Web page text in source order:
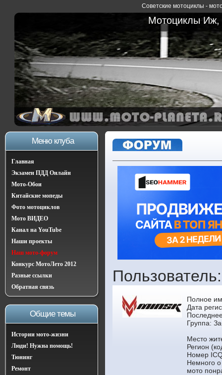
Советские мотоциклы -
Мотоциклы Иж,
Меню клуба
Главная
Экзамен ПДД Онлайн
Мото-Обои
Китайские мопеды
Фото мотоциклов
Мото ВИДЕО
Канал на YouTube
Наши проекты
Наш мото-форум
Конкурс МотоЛето 2012
Разные ссылки
Обратная связь
Общие темы
Истории мото-жизни
Люди! Нужна помощь!
Тюнинг
Ремонт
Полное
Дата
Группа:
Место
Регион
Номер
Немного
мото